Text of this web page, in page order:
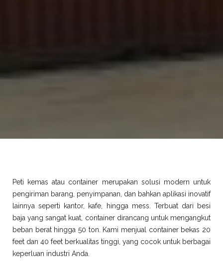
Peti kemas atau container merupakan solusi modern untuk
pengiriman barang, penyimpanan, dan bahkan aplikasi inovatif
lainnya seperti kantor, kafe, hingga mess. Terbuat dari besi
baja yang sangat kuat, container dirancang untuk mengangkut
beban berat hingga 50 ton. Kami menjual container bekas 20
feet dan 40 feet berkualitas tinggi, yang cocok untuk berbagai
keperluan industri Anda.